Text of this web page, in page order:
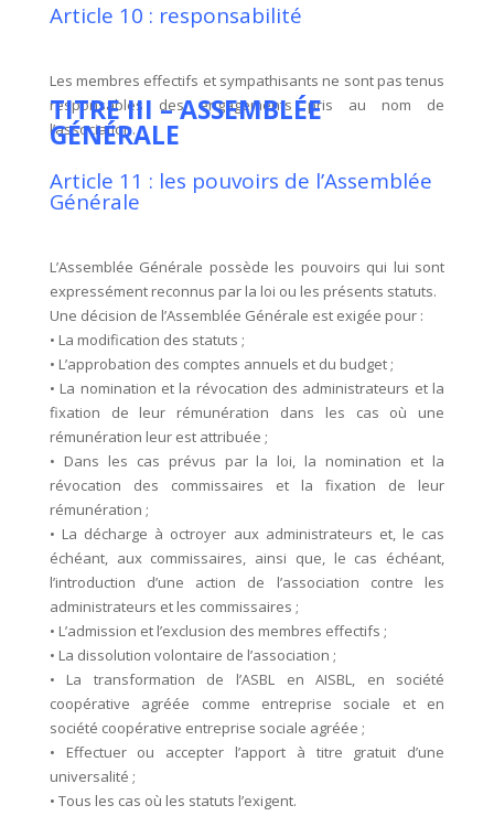
Article 10 : responsabilité
Les membres effectifs et sympathisants ne sont pas tenus
responsables des engagements pris au nom de
l’association.
TITRE III – ASSEMBLÉE
GÉNÉRALE
Article 11 : les pouvoirs de l’Assemblée
Générale
L’Assemblée Générale possède les pouvoirs qui lui sont
expressément reconnus par la loi ou les présents statuts.
Une décision de l’Assemblée Générale est exigée pour :
• La modification des statuts ;
• L’approbation des comptes annuels et du budget ;
• La nomination et la révocation des administrateurs et la
fixation de leur rémunération dans les cas où une
rémunération leur est attribuée ;
• Dans les cas prévus par la loi, la nomination et la
révocation des commissaires et la fixation de leur
rémunération ;
• La décharge à octroyer aux administrateurs et, le cas
échéant, aux commissaires, ainsi que, le cas échéant,
l’introduction d’une action de l’association contre les
administrateurs et les commissaires ;
• L’admission et l’exclusion des membres effectifs ;
• La dissolution volontaire de l’association ;
• La transformation de l’ASBL en AISBL, en société
coopérative agréée comme entreprise sociale et en
société coopérative entreprise sociale agréée ;
• Effectuer ou accepter l’apport à titre gratuit d’une
universalité ;
• Tous les cas où les statuts l’exigent.